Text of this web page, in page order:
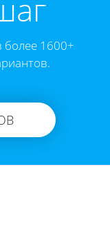
1600+